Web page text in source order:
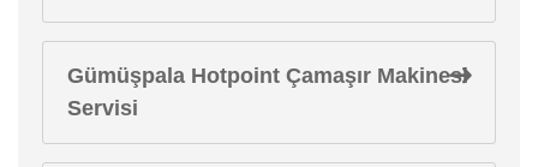
Gümüşpala Hotpoint Çamaşır Makinesi
Servisi